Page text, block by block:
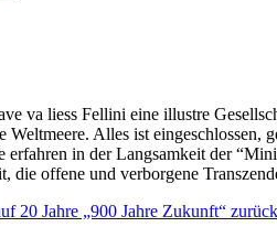
va liess Fellini eine illustre
Alles ist
in der Langsamkeit der
offene und verborgene
20 Jahre „900 Jahre Zukunft“ zurück